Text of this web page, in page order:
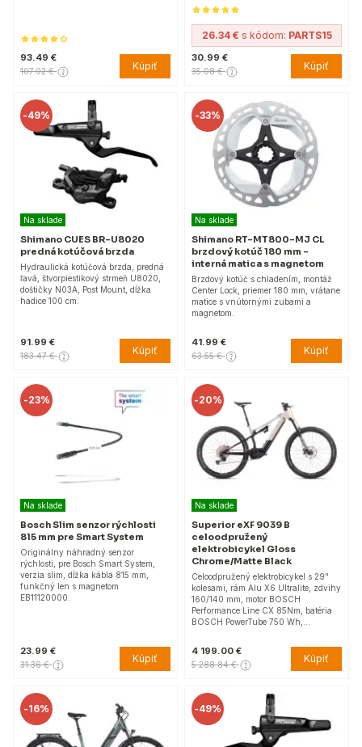
93.49 €
107.02 € Kúpiť
26.34 € s kódom: PARTS15
30.99 €
35.08 € Kúpiť
-49%
Na sklade
Shimano CUES BR-U8020
predná kotúčová brzda
Hydraulická kotúčová brzda, predná
ľavá, štvorpiestikový strmeň U8020,
doštičky N03A, Post Mount, dĺžka
hadice 100 cm.
91.99 €
183.47 € Kúpiť
-33%
Na sklade
Shimano RT-MT800-MJ CL
brzdový kotúč 180 mm -
interná matica s magnetom
Brzdový kotúč s chladením, montáž
Center Lock, priemer 180 mm, vrátane
matice s vnútornými zubami a
magnetom.
41.99 €
63.55 € Kúpiť
-23%
Na sklade
Bosch Slim senzor rýchlosti
815 mm pre Smart System
Originálny náhradný senzor
rýchlosti, pre Bosch Smart System,
verzia slim, dĺžka kábla 815 mm,
funkčný len s magnetom
EB11120000.
23.99 €
31.36 € Kúpiť
-20%
Na sklade
Superior eXF 9039 B
celoodpružený
elektrobicykel Gloss
Chrome/Matte Black
Celoodpružený elektrobicykel s 29"
kolesami, rám Alu X6 Ultralite, zdvihy
160/140 mm, motor BOSCH
Performance Line CX 85Nm, batéria
BOSCH PowerTube 750 Wh,…
4 199.00 €
5 288.84 € Kúpiť
-16% -49%